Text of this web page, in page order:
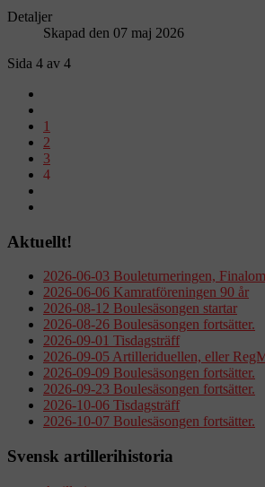
Detaljer
Skapad den 07 maj 2026
Sida 4 av 4
1
2
3
4
Aktuellt!
2026-06-03 Bouleturneringen,
2026-06-06 Kamratföreningen 90 år
2026-08-12 Boulesäsongen startar
2026-08-26 Boulesäsongen fortsätter.
2026-09-01 Tisdagsträff
2026-09-05 Artilleriduellen, eller
2026-09-09 Boulesäsongen fortsätter.
2026-09-23 Boulesäsongen fortsätter.
2026-10-06 Tisdagsträff
2026-10-07 Boulesäsongen fortsätter.
Svensk artillerihistoria